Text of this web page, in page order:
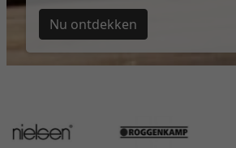
Nu ontdekken